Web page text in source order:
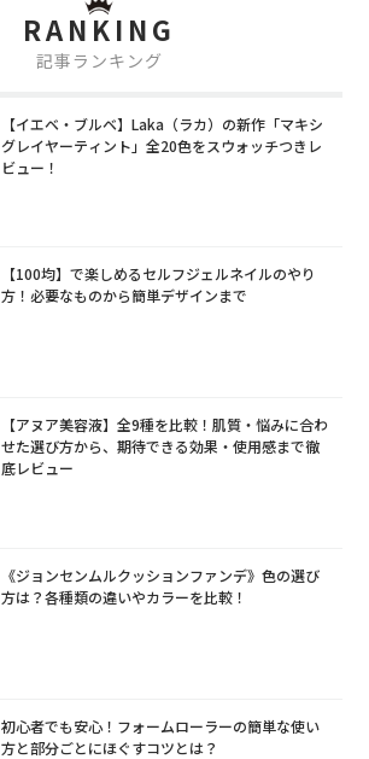
RANKING
記事ランキング
【イエベ・ブルベ】Laka（ラカ）の新作「マキシ
グレイヤーティント」全20色をスウォッチつきレ
ビュー！
【100均】で楽しめるセルフジェルネイルのやり
方！必要なものから簡単デザインまで
【アヌア美容液】全9種を比較！肌質・悩みに合わ
せた選び方から、期待できる効果・使用感まで徹
底レビュー
《ジョンセンムルクッションファンデ》色の選び
方は？各種類の違いやカラーを比較！
初心者でも安心！フォームローラーの簡単な使い
方と部分ごとにほぐすコツとは？